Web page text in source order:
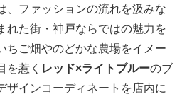
、ファッションの流れを汲みな
れた街・神戸ならではの魅力を
ちご畑やのどかな農場をイメー
を惹く レッド×ライトブルーのブ
ザインコーディネートを店内に